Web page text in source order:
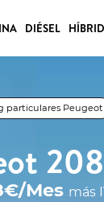
DIÉSEL
particulares Peugeot
Mes más